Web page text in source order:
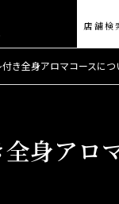
店舗検
付き全身アロマコースにつ
全身アロ